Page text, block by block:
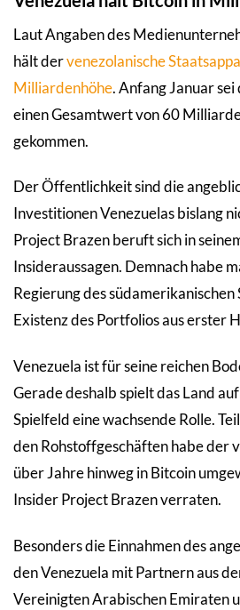
Laut Angaben des
hält dervenezolanische
Milliardenhöhe. Anfang Januar
einen Gesamtwert von 60
gekommen.
Der Öffentlichkeit sind die
Investitionen Venezuelas bislang
Project Brazen beruft sich in
Insideraussagen. Demnach habe
Regierung des südamerikanischen
Existenz des Portfolios aus erster
Venezuela ist für seine reichen
Gerade deshalb spielt das Land
Spielfeld eine wachsende Rolle.
den Rohstoffgeschäften habe der
über Jahre hinweg in Bitcoin
Insider Project Brazen verraten.
Besonders die Einnahmen des
den Venezuela mit Partnern aus
Vereinigten Arabischen Emiraten